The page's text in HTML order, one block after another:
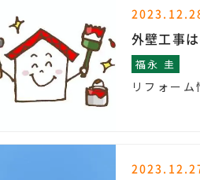
外壁工事
福永 圭
リフォーム